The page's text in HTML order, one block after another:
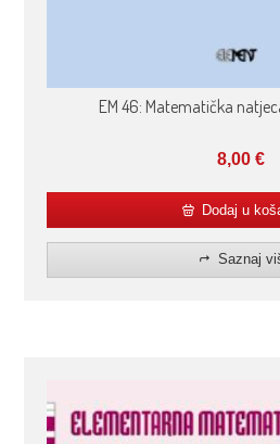
EM 46: Matematička
8,00€
Dodaj u
Saznaj